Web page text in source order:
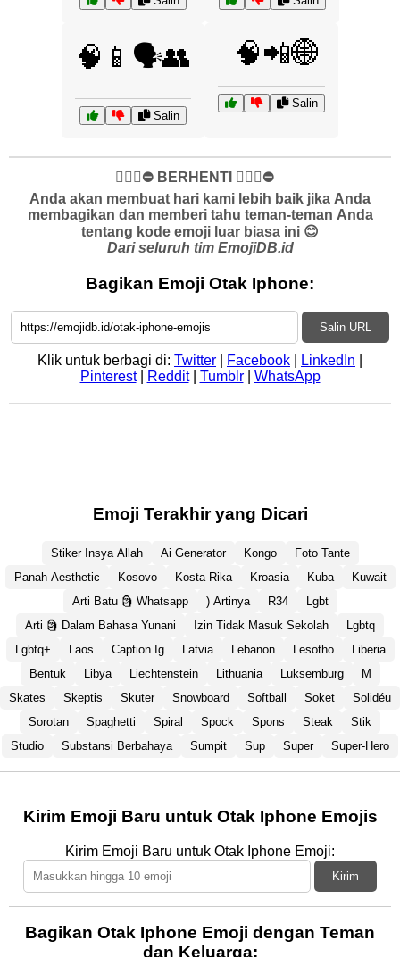
🧠📱🗣️👥
Salin
🧠📲🌐
Salin
✋🏻🛑⛔️ BERHENTI ✋🏻🛑⛔️
Anda akan membuat hari kami lebih baik jika Anda
membagikan dan memberi tahu teman-teman Anda
tentang kode emoji luar biasa ini 😊
Dari seluruh tim EmojiDB.id
Bagikan Emoji Otak Iphone:
Salin URL
Klik untuk berbagi di: Twitter Facebook LinkedIn
Pinterest| Reddit| Tumblr| WhatsApp
Emoji Terakhir yang Dicari
Stiker Insya Allah Ai Generator Kongo
Foto Tante
Panah Aesthetic
Kosovo Kosta Rika Kroasia Kuba
Kuwait
Arti Batu 🗿 Whatsapp
) Artinya R34
Lgbt
Arti 🗿 Dalam Bahasa Yunani
Izin Tidak Masuk Sekolah
Lgbtq
Lgbtq+
Laos Caption Ig Latvia Lebanon Lesotho
Liberia
Bentuk
Libya Liechtenstein Lithuania Luksemburg
M
Skates
Skeptis Skuter Snowboard Softball Soket
Solidéu
Sorotan
Spaghetti Spiral Spock Spons Steak
Stik
Studio
Substansi Berbahaya Sumpit Sup Super Super-Hero
Kirim Emoji Baru untuk Otak Iphone Emojis
Kirim Emoji Baru untuk Otak Iphone Emoji:
Kirim
Bagikan Otak Iphone Emoji dengan Teman
dan Keluarga: